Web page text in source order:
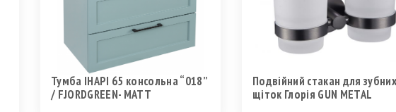
Тумба ІНАРІ 65 консольна “018”
/ FJORDGREEN- MATT
Подвійний стакан для зубних
щіток Глорія GUN METAL